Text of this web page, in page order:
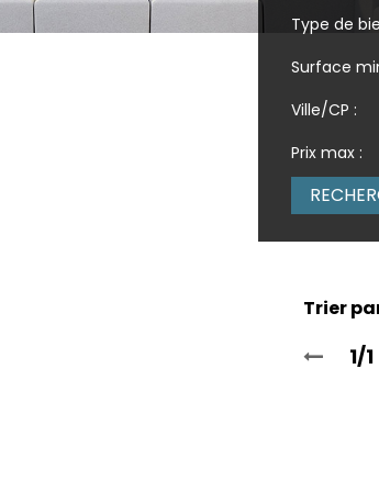
Type de
Surface
Ville/CP :
Prix max :
Trier
1/1